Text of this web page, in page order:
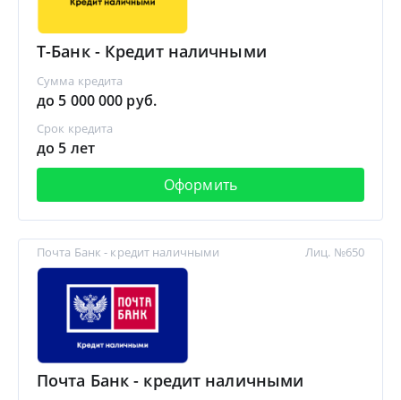
Т-Банк - Кредит наличными
Сумма кредита
до 5 000 000 руб.
Срок кредита
до 5 лет
Оформить
Почта Банк - кредит наличными
Почта Банк - кредит наличными
Лиц. №650